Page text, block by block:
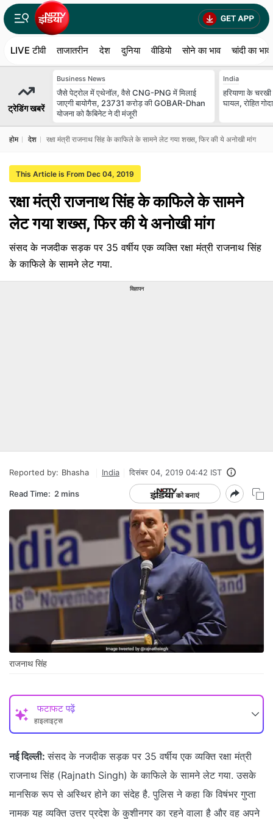
LIVE टीवी ताजातरीन देश दुनिया वीडियो सोने का भाव चांदी का भाव
ट्रेडिंग खबरें
Business News
जैसे पेट्रोल में एथेनॉल, वैसे CNG-PNG में मिलाई
जाएगी बायोगैस, 23731 करोड़ की GOBAR-Dhan
योजना को कैबिनेट ने दी मंजूरी
India
हरियाणा के
घायल, रोहित
होम देश रक्षा मंत्री राजनाथ सिंह के काफिले के सामने लेट गया शख्स, फिर की ये अनोखी मांग
This Article is From Dec 04, 2019
रक्षा मंत्री राजनाथ सिंह के काफिले के सामने
लेट गया शख्स, फिर की ये अनोखी मांग
संसद के नजदीक सड़क पर 35 वर्षीय एक व्यक्ति रक्षा मंत्री राजनाथ सिंह
के काफिले के सामने लेट गया.
विज्ञापन
Reported by: Bhasha India दिसंबर 04, 2019 04:42 IST
Read Time: 2 mins
राजनाथ सिंह
फटाफट पढ़ें
हाइलाइट्स
नई दिल्ली: संसद के नजदीक सड़क पर 35 वर्षीय एक व्यक्ति रक्षा मंत्री
राजनाथ सिंह (Rajnath Singh) के काफिले के सामने लेट गया. उसके
मानसिक रूप से अस्थिर होने का संदेह है. पुलिस ने कहा कि विषंभर गुप्ता
नामक यह व्यक्ति उत्तर प्रदेश के कुशीनगर का रहने वाला है और वह अपने